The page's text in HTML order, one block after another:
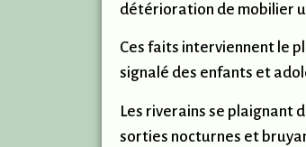
détérioration de mobilier
Ces faits interviennent le
signalé des enfants et
Les riverains se plaignant
sorties nocturnes et